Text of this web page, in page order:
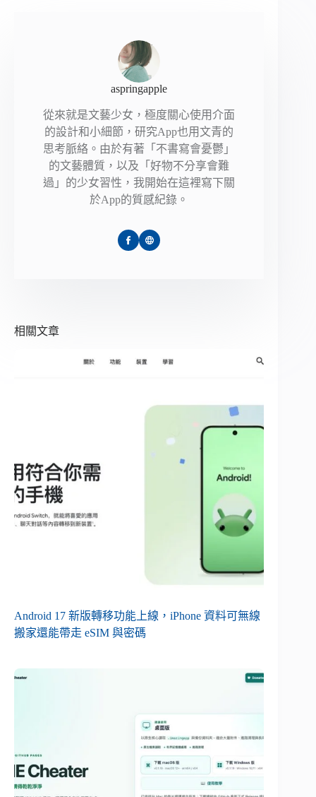
aspringapple
從來就是文藝少女，極度關心使用介面
的設計和小細節，研究App也用文青的
思考脈絡。由於有著「不書寫會憂鬱」
的文藝體質，以及「好物不分享會難
過」的少女習性，我開始在這裡寫下關
於App的質感紀錄。
相關文章
Android 17 新版轉移功能上線，iPhone 資料可無線
搬家還能帶走 eSIM 與密碼